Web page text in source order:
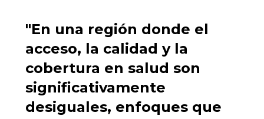
"En una región donde el
acceso, la calidad y la
cobertura en salud son
significativamente
desiguales, enfoques que